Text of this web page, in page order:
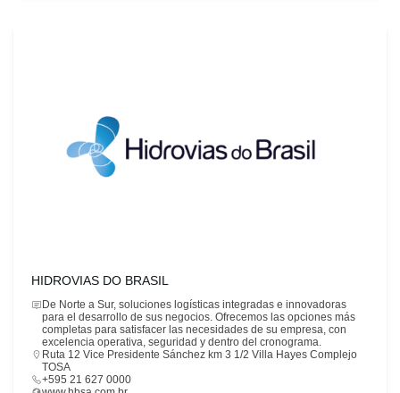
HIDROVIAS DO BRASIL
De Norte a Sur, soluciones logísticas integradas e innovadoras
para el desarrollo de sus negocios. Ofrecemos las opciones más
completas para satisfacer las necesidades de su empresa, con
excelencia operativa, seguridad y dentro del cronograma.
Ruta 12 Vice Presidente Sánchez km 3 1/2 Villa Hayes Complejo
TOSA
+595 21 627 0000